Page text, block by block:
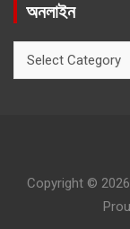
অনলাইন
Copyright © 2026